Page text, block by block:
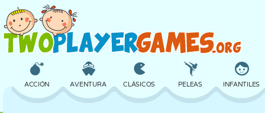
ACCIÓN AVENTURA CLÁSICOS PELEAS INFANTILES